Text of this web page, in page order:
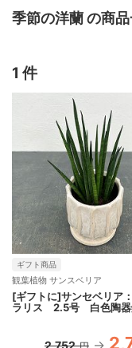
季節の洋蘭 の商
1 件
ギフト商品
観葉植物 サンスベリア
[ギフトに]サンセベリア
ラリス 2.5号 白色陶器
2,752